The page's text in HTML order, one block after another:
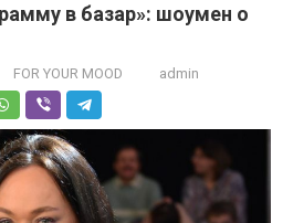
в базар»: шоумен о
FOR YOUR MOOD admin